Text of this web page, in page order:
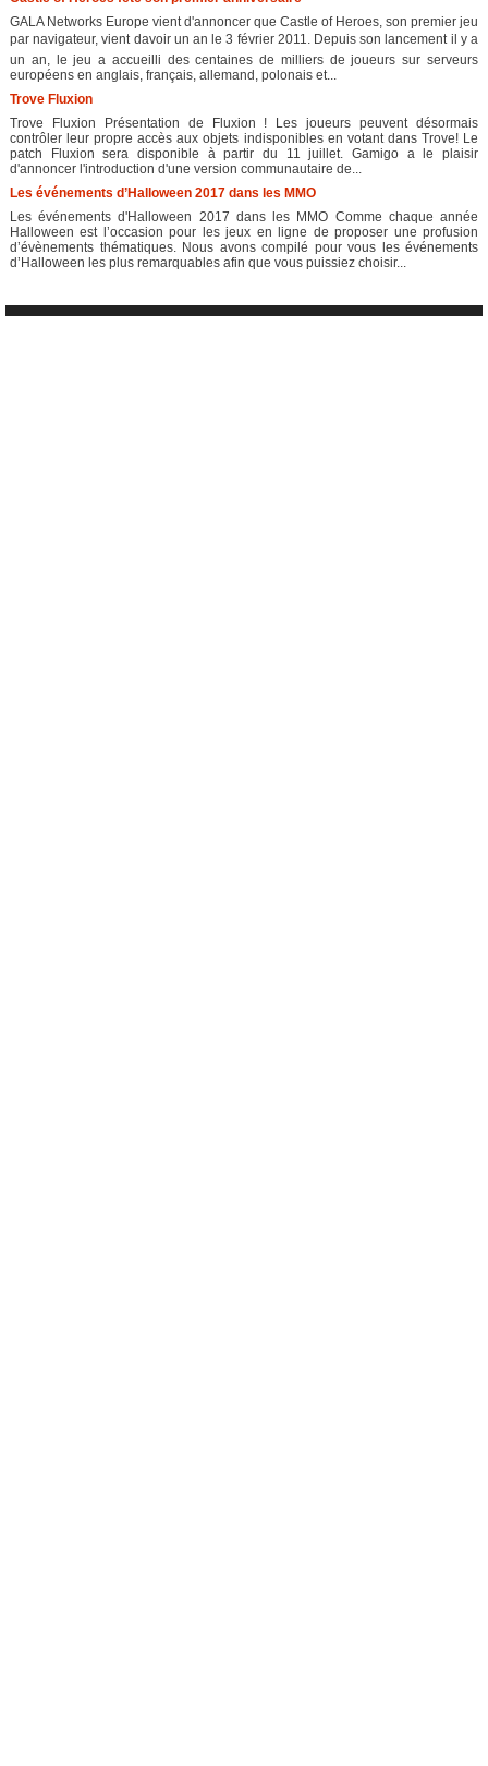
GALA Networks Europe vient d'annoncer que Castle of Heroes, son premier jeu
par navigateur, vient davoir un an le 3 février 2011. Depuis son lancement il y a
un an, le jeu a accueilli des centaines de milliers de joueurs sur serveurs
européens en anglais, français, allemand, polonais et...
Trove Fluxion
Trove Fluxion Présentation de Fluxion ! Les joueurs peuvent désormais
contrôler leur propre accès aux objets indisponibles en votant dans Trove! Le
patch Fluxion sera disponible à partir du 11 juillet. Gamigo a le plaisir
d'annoncer l'introduction d'une version communautaire de...
Les événements d’Halloween 2017 dans les MMO
Les événements d'Halloween 2017 dans les MMO Comme chaque année
Halloween est l’occasion pour les jeux en ligne de proposer une profusion
d’évènements thématiques. Nous avons compilé pour vous les événements
d’Halloween les plus remarquables afin que vous puissiez choisir...